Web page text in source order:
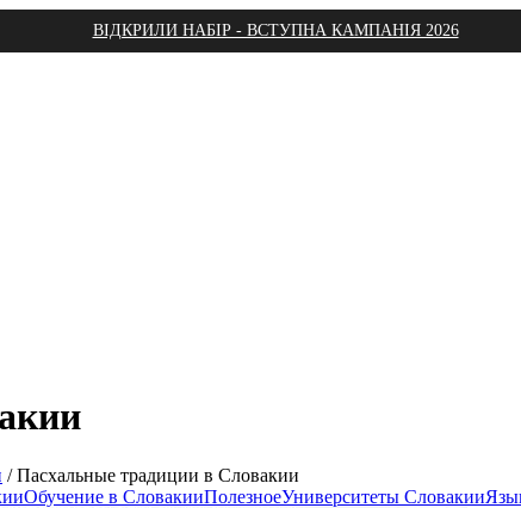
ВІДКРИЛИ НАБІР - ВСТУПНА КАМПАНІЯ 2026
/Пасхальные традиции в Словакии
Обучение в СловакииПолезноеУниверситеты Словакии